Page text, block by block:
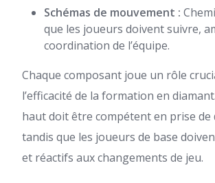
Schémas de mouvement :
que les joueurs doivent suivre,
coordination de l’équipe.
Chaque composant joue un rôle
l’efficacité de la formation en
haut doit être compétent en prise de
tandis que les joueurs de base
et réactifs aux changements de jeu.